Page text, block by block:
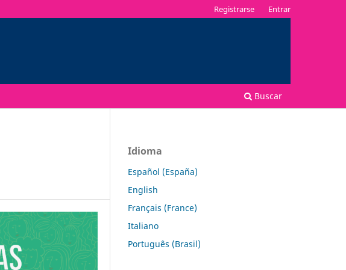
Buscar
Registrarse Entrar
Idioma
Español (España)
English
Français (France)
Italiano
Português (Brasil)